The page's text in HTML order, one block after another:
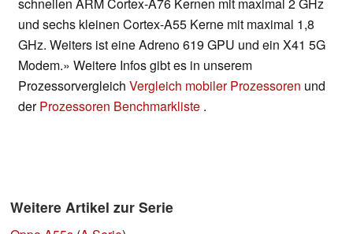
schnellen ARM Cortex-A76 Kernen mit maximal 2 GHz
und sechs kleinen Cortex-A55 Kerne mit maximal 1,8
GHz. Weiters ist eine Adreno 619 GPU und ein X41 5G
Modem.» Weitere Infos gibt es in unserem
Prozessorvergleich Vergleich mobiler Prozessoren und
derProzessoren Benchmarkliste .
Weitere Artikel zur Serie